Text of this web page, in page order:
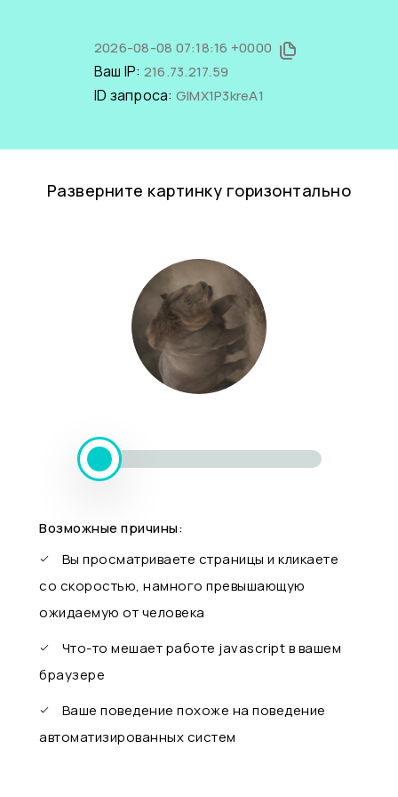
2026-08-08 07:18:16 +0000
Ваш IP: 216.73.217.59
ID запроса: GIMX1P3kreA1
Разверните картинку горизонтально
Возможные причины:
Вы просматриваете страницы и кликаете
со скоростью, намного превышающую
ожидаемую от человека
Что-то мешает работе javascript в вашем
браузере
Ваше поведение похоже на поведение
автоматизированных систем